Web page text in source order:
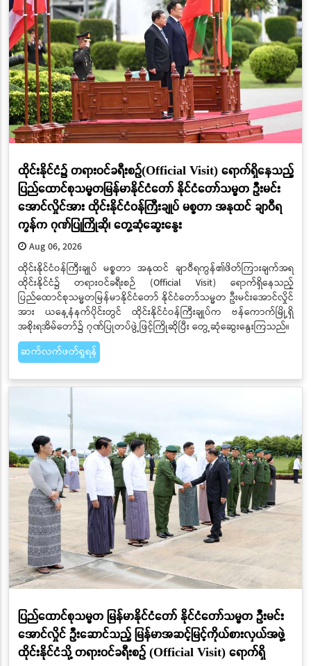
ထိုင်းနိုင်ငံ၌ တရားဝင်ခရီးစဉ်(Official Visit) ရောက်ရှိနေသည့်
ပြည်ထောင်စုသမ္မတမြန်မာနိုင်ငံတော် နိုင်ငံတော်သမ္မတ ဦးမင်း
အောင်လှိုင်အား ထိုင်းနိုင်ငံဝန်ကြီးချုပ် မစ္စတာ အနုထင် ချာဝီရ
ကွန်က ဂုဏ်ပြုကြိုဆို၊ တွေ့ဆုံဆွေးနွေး
Aug 06, 2026
ထိုင်းနိုင်ငံဝန်ကြီးချုပ် မစ္စတာ အနုထင် ချာဝီရကွန်၏ဖိတ်ကြားချက်အရ
ထိုင်းနိုင်ငံ၌ တရားဝင်ခရီးစဉ် (Official Visit) ရောက်ရှိနေသည့်
ပြည်ထောင်စုသမ္မတမြန်မာနိုင်ငံတော် နိုင်ငံတော်သမ္မတ ဦးမင်းအောင်လှိုင်
အား ယနေ့နံနက်ပိုင်းတွင် ထိုင်းနိုင်ငံဝန်ကြီးချုပ်က ဗန်ကောက်မြို့ရှိ
အစိုးရအိမ်တော်၌ ဂုဏ်ပြုတပ်ဖွဲ့ဖြင့်ကြိုဆိုပြီး တွေ့ဆုံဆွေးနွေးကြသည်။
ဆက်လက်ဖတ်ရှုရန်
ပြည်ထောင်စုသမ္မတ မြန်မာနိုင်ငံတော် နိုင်ငံတော်သမ္မတ ဦးမင်း
အောင်လှိုင် ဦးဆောင်သည့် မြန်မာအဆင့်မြင့်ကိုယ်စားလှယ်အဖွဲ့
ထိုင်းနိုင်ငံသို့ တရားဝင်ခရီးစဉ် (Official Visit) ရောက်ရှိ